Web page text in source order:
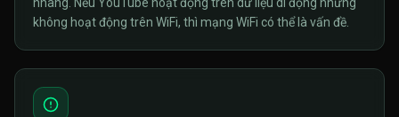
không hoạt động trên WiFi, thì mạng WiFi có thể là vấn đề.